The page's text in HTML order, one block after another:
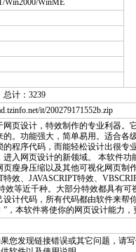
Win2000/WinME
计：3239
it/200279171552b.zip
网页设计，特效制作的专业利器。
的。功能强大，简单易用。适合各
的程序代码，而能轻松设计出很专
进入网页设计的新领域。 本软件功
页瘦身压缩以及其他可视化网页制
特效、JAVASCRIPT特效、
效等近千种。大部分特效都具有可
设计代码，所有代码都由软件来帮
，本软件将使你的网页设计能力，
您发现链接错误或其它问题，请